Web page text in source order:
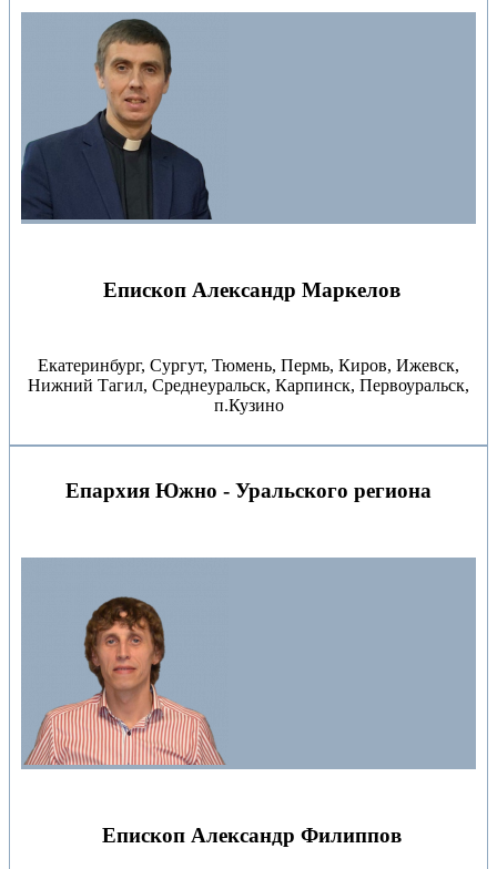
Епископ Александр Маркелов
Екатеринбург, Сургут, Тюмень, Пермь, Киров, Ижевск,
Нижний Тагил, Среднеуральск, Карпинск, Первоуральск,
п.Кузино
Епархия Южно - Уральского региона
Епископ Александр Филиппов